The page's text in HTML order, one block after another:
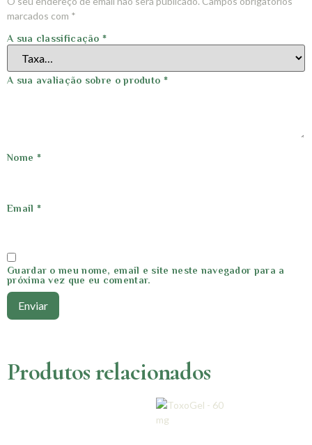
marcados com *
A sua classificação*
A sua avaliação sobre o produto *
Nome *
Email *
Guardar o meu nome, email e site neste navegador para a
próxima vez que eu comentar.
Produtos relacionados